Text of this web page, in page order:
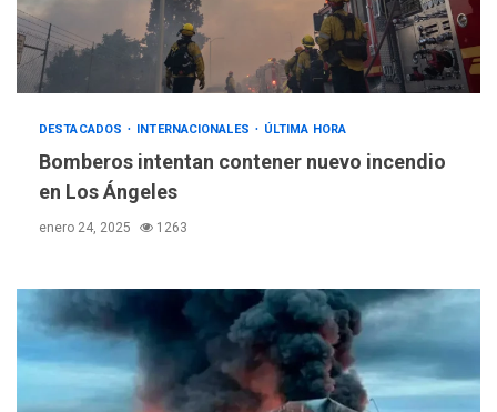
DESTACADOS INTERNACIONALES ÚLTIMA HORA
Bomberos intentan contener nuevo incendio
en Los Ángeles
enero 24, 2025 1263